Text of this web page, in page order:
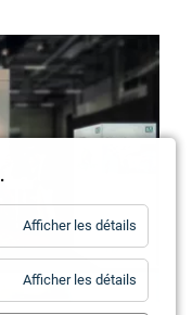
Afficher les détails
Afficher les détails